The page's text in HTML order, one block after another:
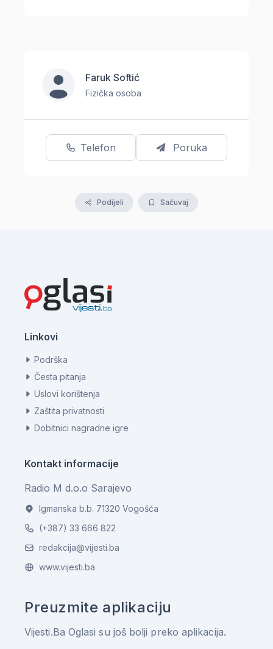
Faruk Softić
Fizička osoba
Telefon Poruka
Podijeli Sačuvaj
Linkovi
Podrška
Česta pitanja
Uslovi korištenja
Zaštita privatnosti
Dobitnici nagradne igre
Kontakt informacije
Radio M d.o.o Sarajevo
Igmanska b.b. 71320 Vogošća
(+387) 33 666 822
redakcija@vijesti.ba
www.vijesti.ba
Preuzmite aplikaciju
Vijesti.Ba Oglasi su još bolji preko aplikacija.